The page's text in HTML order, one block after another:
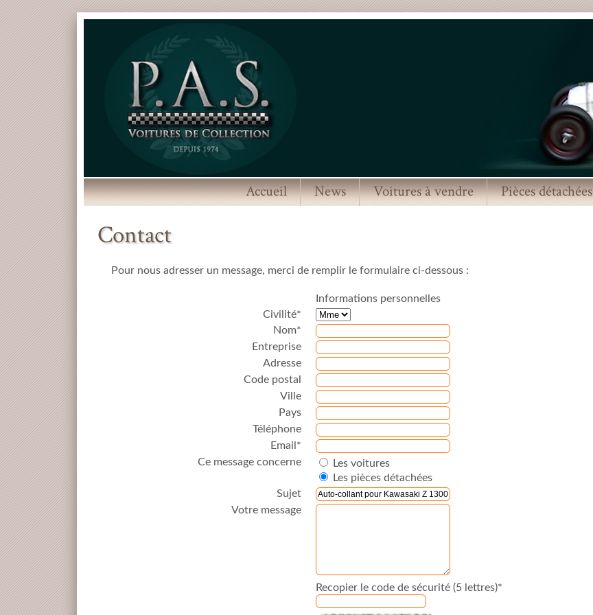
Accueil News Voitures à vendre Pièces détachées
Contact
Pour nous adresser un message, merci de remplir le formulaire ci-dessous :
Informations personnelles
Civilité*
Nom*
Entreprise
Adresse
Code postal
Ville
Pays
Téléphone
Email*
Ce message concerne
Les voitures
Les pièces détachées
Sujet
Votre message
Recopier le code de sécurité (5 lettres)*